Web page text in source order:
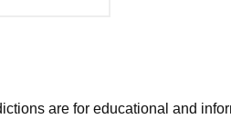
are for educational and